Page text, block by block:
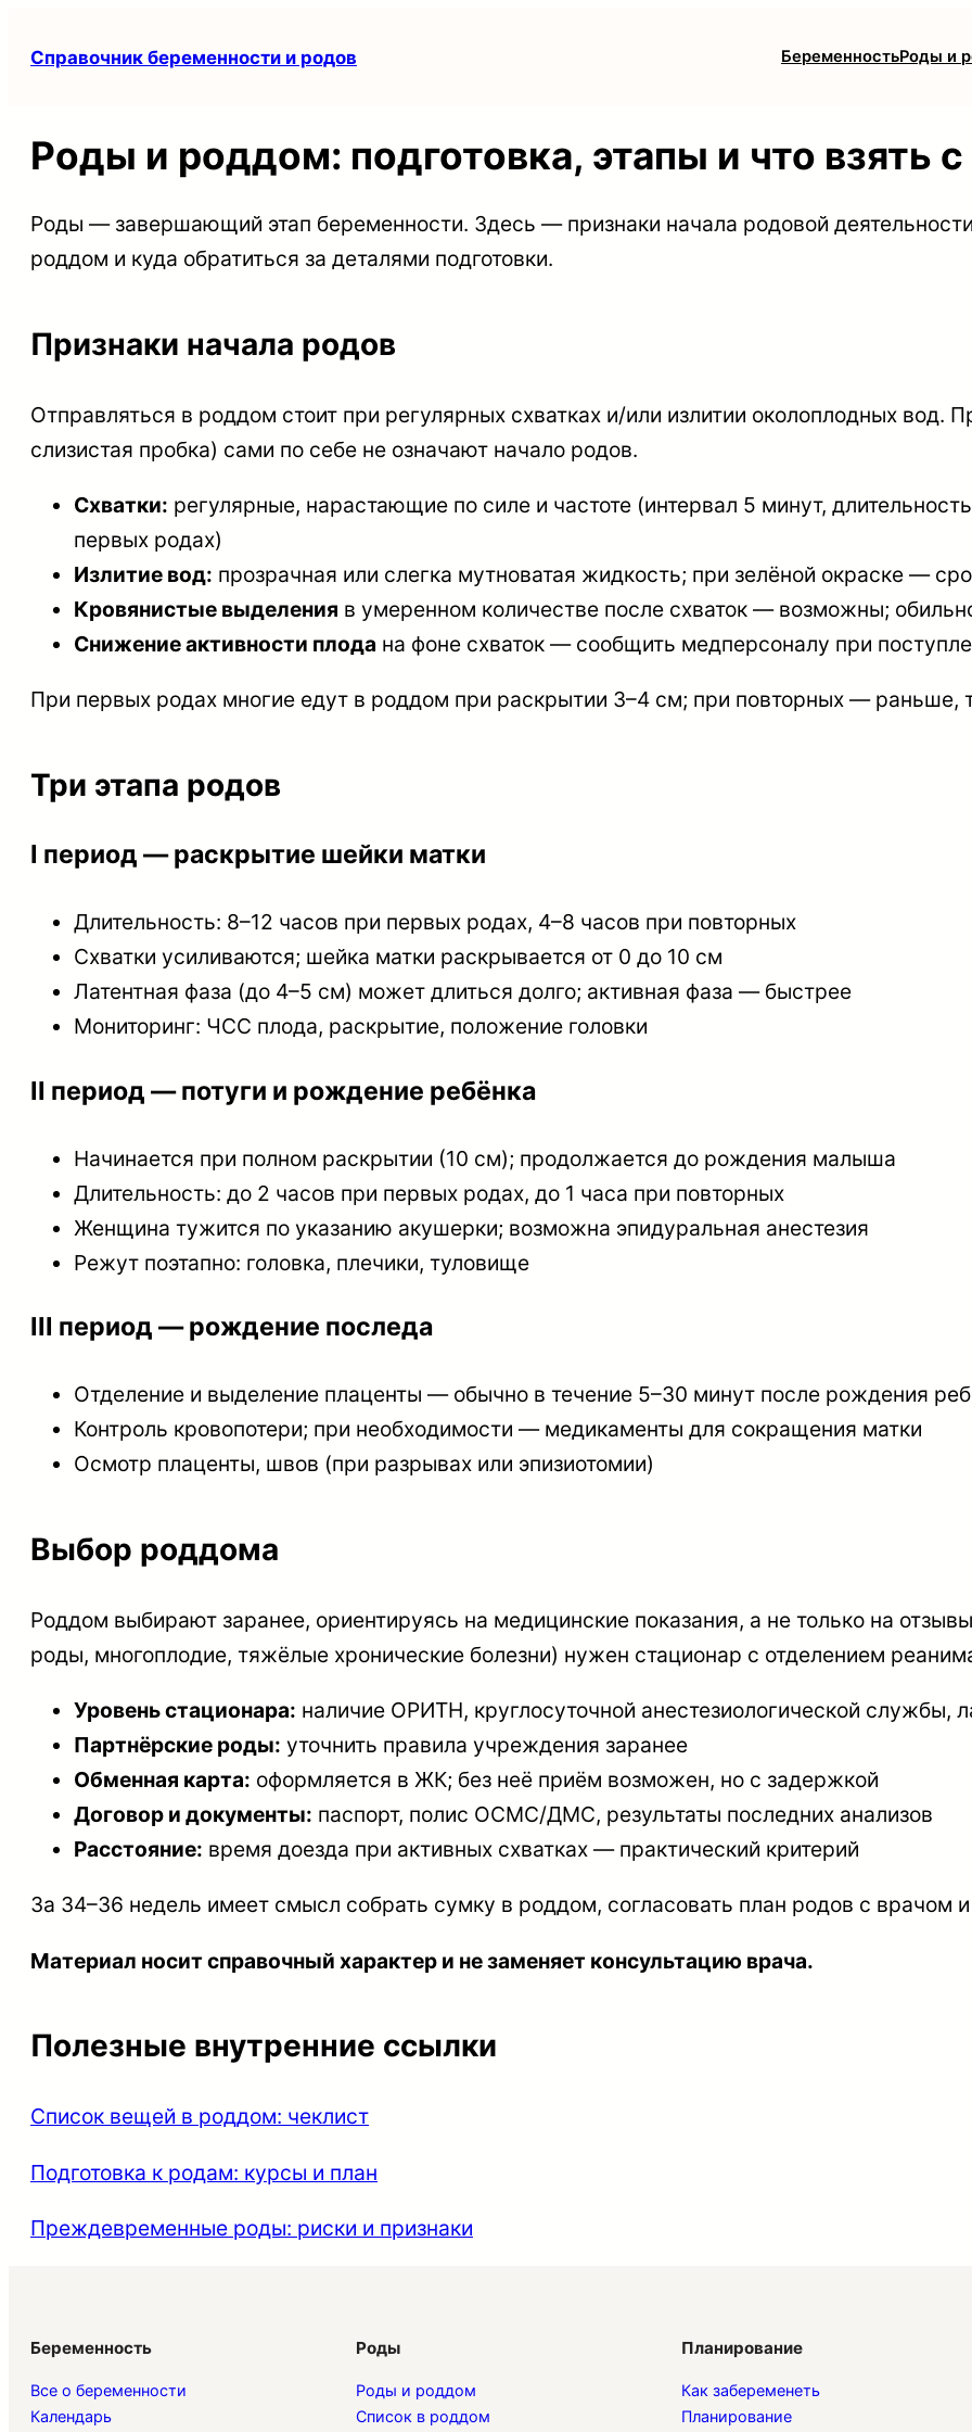
Справочник беременности и родов БеременностьРоды и
Роды и роддом: подготовка, этапы и что взять
Роды — завершающий этап беременности. Здесь — признаки начала родовой
роддом и куда обратиться за деталями подготовки.
Признаки начала родов
Отправляться в роддом стоит при регулярных схватках и/или излитии околоплодных вод.
слизистая пробка) сами по себе не означают начало родов.
Схватки: регулярные, нарастающие по силе и частоте (интервал 5 минут,
первых родах)
Излитие вод: прозрачная или слегка мутноватая жидкость; при зелёной окраске —
Кровянистые выделения в умеренном количестве после схваток — возможны;
Снижение активности плода на фоне схваток — сообщить медперсоналу при
При первых родах многие едут в роддом при раскрытии 3–4 см; при повторных — раньше,
Три этапа родов
I период — раскрытие шейки матки
Длительность: 8–12 часов при первых родах, 4–8 часов при повторных
Схватки усиливаются; шейка матки раскрывается от 0 до 10 см
Латентная фаза (до 4–5 см) может длиться долго; активная фаза — быстрее
Мониторинг: ЧСС плода, раскрытие, положение головки
II период — потуги и рождение ребёнка
Начинается при полном раскрытии (10 см); продолжается до рождения малыша
Длительность: до 2 часов при первых родах, до 1 часа при повторных
Женщина тужится по указанию акушерки; возможна эпидуральная анестезия
Режут поэтапно: головка, плечики, туловище
III период — рождение последа
Отделение и выделение плаценты — обычно в течение 5–30 минут после рождения
Контроль кровопотери; при необходимости — медикаменты для сокращения матки
Осмотр плаценты, швов (при разрывах или эпизиотомии)
Выбор роддома
Роддом выбирают заранее, ориентируясь на медицинские показания, а не только на
роды, многоплодие, тяжёлые хронические болезни) нужен стационар с отделением
Уровень стационара: наличие ОРИТН, круглосуточной анестезиологической службы,
Партнёрские роды: уточнить правила учреждения заранее
Обменная карта: оформляется в ЖК; без неё приём возможен, но с задержкой
Договор и документы: паспорт, полис ОСМС/ДМС, результаты последних анализов
Расстояние: время доезда при активных схватках — практический критерий
За 34–36 недель имеет смысл собрать сумку в роддом, согласовать план родов с врачом
Материал носит справочный характер и не заменяет консультацию врача.
Полезные внутренние ссылки
Список вещей в роддом: чеклист
Подготовка к родам: курсы и план
Преждевременные роды: риски и признаки
Беременность
Все о беременности
Календарь
Роды
Роды и роддом
Список в роддом
Планирование
Как забеременеть
Планирование